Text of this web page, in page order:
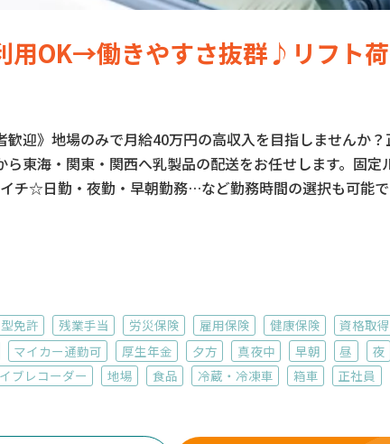
用OK→働きやすさ抜群♪リフト
歓迎》地場のみで月給40万円の高収入を目指しませんか
東海・関東・関西へ乳製品の配送をお任せします。固定
チ☆日勤・夜勤・早朝勤務…など勤務時間の選択も可能
免許 残業手当 労災保険 雇用保険 健康保険 資格取
マイカー通勤可 厚生年金 夕方 真夜中 早朝 昼 夜
ブレコーダー 地場 食品 冷蔵・冷凍車 箱車 正社員